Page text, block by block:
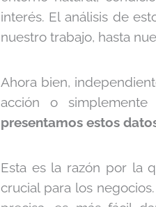
interés. El análisis de
nuestro trabajo, hasta
Ahora bien,
acción o simplemente
presentamos estos
Esta es la razón por la
crucial para los